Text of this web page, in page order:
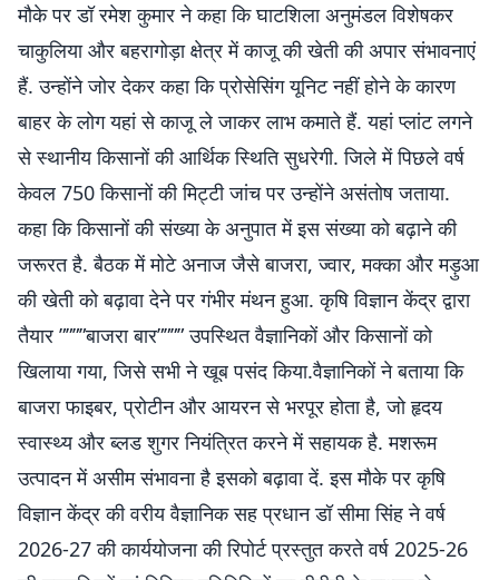
मौके पर डॉ रमेश कुमार ने कहा कि घाटशिला अनुमंडल विशेषकर
चाकुलिया और बहरागोड़ा क्षेत्र में काजू की खेती की अपार संभावनाएं
हैं. उन्होंने जोर देकर कहा कि प्रोसेसिंग यूनिट नहीं होने के कारण
बाहर के लोग यहां से काजू ले जाकर लाभ कमाते हैं. यहां प्लांट लगने
से स्थानीय किसानों की आर्थिक स्थिति सुधरेगी. जिले में पिछले वर्ष
केवल 750 किसानों की मिट्टी जांच पर उन्होंने असंतोष जताया.
कहा कि किसानों की संख्या के अनुपात में इस संख्या को बढ़ाने की
जरूरत है. बैठक में मोटे अनाज जैसे बाजरा, ज्वार, मक्का और मड़ुआ
की खेती को बढ़ावा देने पर गंभीर मंथन हुआ. कृषि विज्ञान केंद्र द्वारा
तैयार ””””बाजरा बार”””” उपस्थित वैज्ञानिकों और किसानों को
खिलाया गया, जिसे सभी ने खूब पसंद किया.वैज्ञानिकों ने बताया कि
बाजरा फाइबर, प्रोटीन और आयरन से भरपूर होता है, जो हृदय
स्वास्थ्य और ब्लड शुगर नियंत्रित करने में सहायक है. मशरूम
उत्पादन में असीम संभावना है इसको बढ़ावा दें. इस मौके पर कृषि
विज्ञान केंद्र की वरीय वैज्ञानिक सह प्रधान डॉ सीमा सिंह ने वर्ष
2026-27 की कार्ययोजना की रिपोर्ट प्रस्तुत करते वर्ष 2025-26